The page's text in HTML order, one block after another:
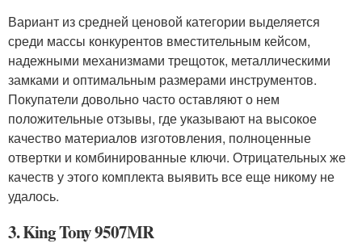
Вариант из средней ценовой категории выделяется
среди массы конкурентов вместительным кейсом,
надежными механизмами трещоток, металлическими
замками и оптимальным размерами инструментов.
Покупатели довольно часто оставляют о нем
положительные отзывы, где указывают на высокое
качество материалов изготовления, полноценные
отвертки и комбинированные ключи. Отрицательных же
качеств у этого комплекта выявить все еще никому не
удалось.
3. King Tony 9507MR